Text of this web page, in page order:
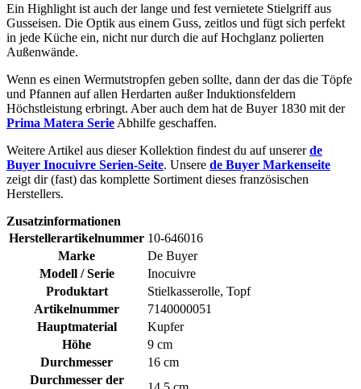
Ein Highlight ist auch der lange und fest vernietete Stielgriff aus
Gusseisen. Die Optik aus einem Guss, zeitlos und fügt sich perfekt
in jede Küche ein, nicht nur durch die auf Hochglanz polierten
Außenwände.
Wenn es einen Wermutstropfen geben sollte, dann der das die Töpfe
und Pfannen auf allen Herdarten außer Induktionsfeldern
Höchstleistung erbringt. Aber auch dem hat de Buyer 1830 mit der
Prima Matera Serie Abhilfe geschaffen.
Weitere Artikel aus dieser Kollektion findest du auf unsererde
Buyer Inocuivre Serien-Seite. Unsere de Buyer Markenseite
zeigt dir (fast) das komplette Sortiment dieses französischen
Herstellers.
Zusatzinformationen
Herstellerartikelnummer 10-646016
Marke
De Buyer
Modell / Serie
Inocuivre
Produktart
Stielkasserolle, Topf
Artikelnummer
7140000051
Hauptmaterial
Kupfer
Höhe
9 cm
Durchmesser
16 cm
Durchmesser der